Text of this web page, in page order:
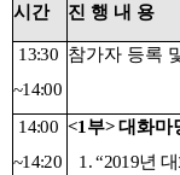
시간
진 행 내 용
13:30
~14:00
참가자 등록
14:00
~14:20
<1 부>대화마
1. “2019년